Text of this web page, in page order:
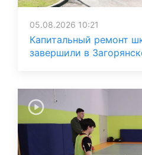
05.08.2026 10:21
Капитальный ремонт
завершили в